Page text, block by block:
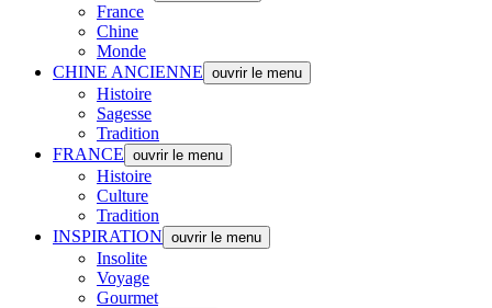
France
Chine
Monde
CHINE ANCIENNE ouvrir le menu
Histoire
Sagesse
Tradition
FRANCE ouvrir le menu
Histoire
Culture
Tradition
INSPIRATION ouvrir le menu
Insolite
Voyage
Gourmet